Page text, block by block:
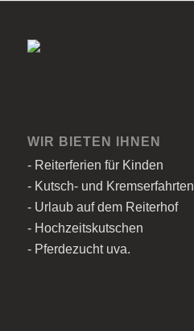
WIR BIETEN IHNEN
- Reiterferien für Kinden
- Kutsch- und Kremserfahrten
- Urlaub auf dem Reiterhof
- Hochzeitskutschen
- Pferdezucht uva.